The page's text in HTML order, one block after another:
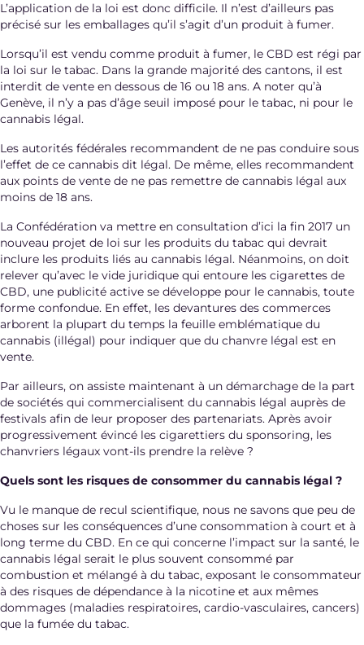
L’application de la loi est donc difficile. Il n’est d’ailleurs pas
précisé sur les emballages qu’il s’agit d’un produit à fumer.
Lorsqu’il est vendu comme produit à fumer, le CBD est régi par
la loi sur le tabac. Dans la grande majorité des cantons, il est
interdit de vente en dessous de 16 ou 18 ans. A noter qu’à
Genève, il n’y a pas d’âge seuil imposé pour le tabac, ni pour le
cannabis légal.
Les autorités fédérales recommandent de ne pas conduire sous
l’effet de ce cannabis dit légal. De même, elles recommandent
aux points de vente de ne pas remettre de cannabis légal aux
moins de 18 ans.
La Confédération va mettre en consultation d’ici la fin 2017 un
nouveau projet de loi sur les produits du tabac qui devrait
inclure les produits liés au cannabis légal. Néanmoins, on doit
relever qu’avec le vide juridique qui entoure les cigarettes de
CBD, une publicité active se développe pour le cannabis, toute
forme confondue. En effet, les devantures des commerces
arborent la plupart du temps la feuille emblématique du
cannabis (illégal) pour indiquer que du chanvre légal est en
vente.
Par ailleurs, on assiste maintenant à un démarchage de la part
de sociétés qui commercialisent du cannabis légal auprès de
festivals afin de leur proposer des partenariats. Après avoir
progressivement évincé les cigarettiers du sponsoring, les
chanvriers légaux vont-ils prendre la relève ?
Quels sont les risques de consommer du cannabis légal ?
Vu le manque de recul scientifique, nous ne savons que peu de
choses sur les conséquences d’une consommation à court et à
long terme du CBD. En ce qui concerne l’impact sur la santé, le
cannabis légal serait le plus souvent consommé par
combustion et mélangé à du tabac, exposant le consommateur
à des risques de dépendance à la nicotine et aux mêmes
dommages (maladies respiratoires, cardio-vasculaires, cancers)
que la fumée du tabac.